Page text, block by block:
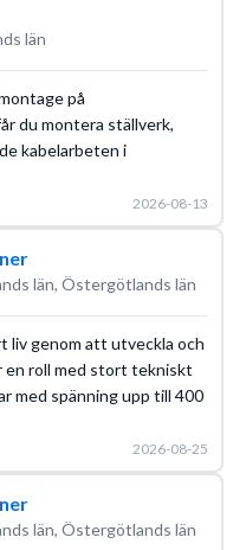
län
på
du montera ställverk,
kabelarbeten i
2026-08-13
län, Östergötlands län
liv genom att utveckla och
en roll med stort tekniskt
med spänning upp till 400
2026-08-25
län, Östergötlands län